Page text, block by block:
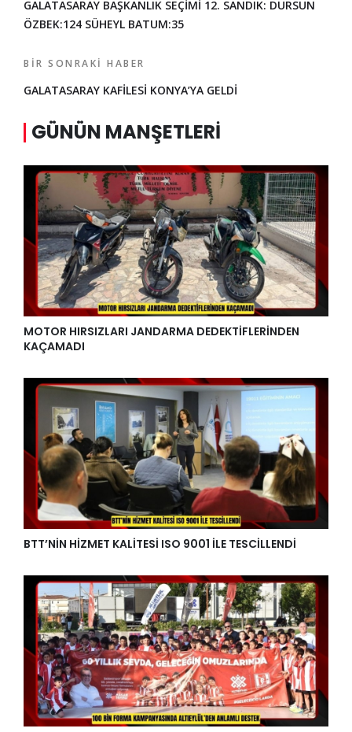
GALATASARAY BAŞKANLIK SEÇİMİ 12. SANDIK: DURSUN
ÖZBEK:124 SÜHEYL BATUM:35
BIR SONRAKI HABER
GALATASARAY KAFİLESİ KONYA’YA GELDİ
GÜNÜN MANŞETLERI
MOTOR HIRSIZLARI JANDARMA DEDEKTİFLERİNDEN
KAÇAMADI
BTT’NİN HİZMET KALİTESİ ISO 9001 İLE TESCİLLENDİ